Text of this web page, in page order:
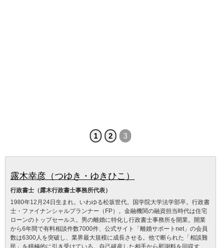
1 2 3
露木幸彦（つゆき・ゆきひこ）
行政書士（露木行政書士事務所代表）
1980年12月24日生まれ。いわゆる松坂世代。国学院大学法学部卒。行政書
士・ファイナンシャルプランナー（FP）。金融機関の融資担当時代は住宅
ローンのトップセールス。男の離婚に特化し行政書士事務所を開業。開業
から6年間で有料相談件数7000件、公式サイト「離婚サポートnet」の会員
数は6300人を突破し、業界最大規模に成長させる。他で断られた「相談難
民」を積極的に引き受けている。自己破産した相手から慰謝料を回収す